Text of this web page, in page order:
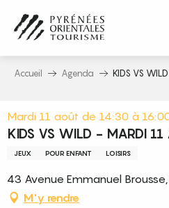
contenu
principal
Accueil Agenda KIDS VS
Mardi 11 août de 14:30 à
KIDS VS WILD - MARDI 11
JEUX POUR ENFANT LOISIRS
43 Avenue Emmanuel
M'y rendre